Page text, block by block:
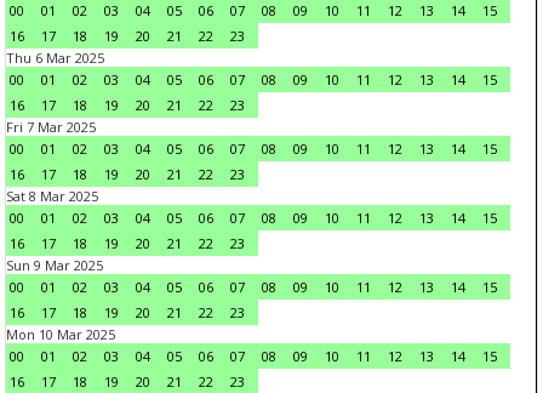
00
01 02 03 04 05 06 07 08 09 10 11 12 13 14
15
16
17 18 19 20 21 22
23
Thu 6 Mar 2025
00
01 02 03 04 05 06 07 08 09 10 11 12 13 14
15
16
17 18 19 20 21 22
23
Fri 7 Mar 2025
00
01 02 03 04 05 06 07 08 09 10 11 12 13 14
15
16
17 18 19 20 21 22
23
Sat 8 Mar 2025
00
01 02 03 04 05 06 07 08 09 10 11 12 13 14
15
16
17 18 19 20 21 22
23
Sun 9 Mar 2025
00
01 02 03 04 05 06 07 08 09 10 11 12 13 14
15
16
17 18 19 20 21 22
23
Mon 10 Mar 2025
00
01 02 03 04 05 06 07 08 09 10 11 12 13 14
15
16
17 18 19 20 21 22
23